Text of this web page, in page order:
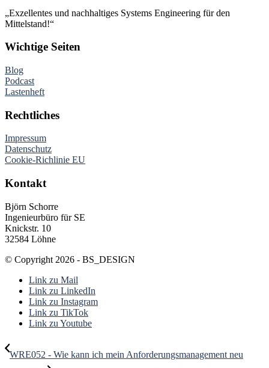
„Exzellentes und nachhaltiges Systems Engineering für den
Mittelstand!“
Wichtige Seiten
Blog
Podcast
Lastenheft
Rechtliches
Impressum
Datenschutz
Cookie-Richlinie EU
Kontakt
Björn Schorre
Ingenieurbüro für SE
Knickstr. 10
32584 Löhne
© Copyright 2026 - BS_DESIGN
Link zu Mail
Link zu LinkedIn
Link zu Instagram
Link zu TikTok
Link zu Youtube
WRE052 - Wie kann ich mein Anforderungsmanagement neu